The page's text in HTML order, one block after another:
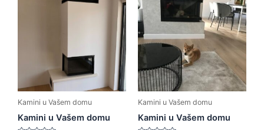
Kamini u Vašem domu
Kamini u Vašem domu
Kamini u Vašem domu
Kamini u Vašem domu